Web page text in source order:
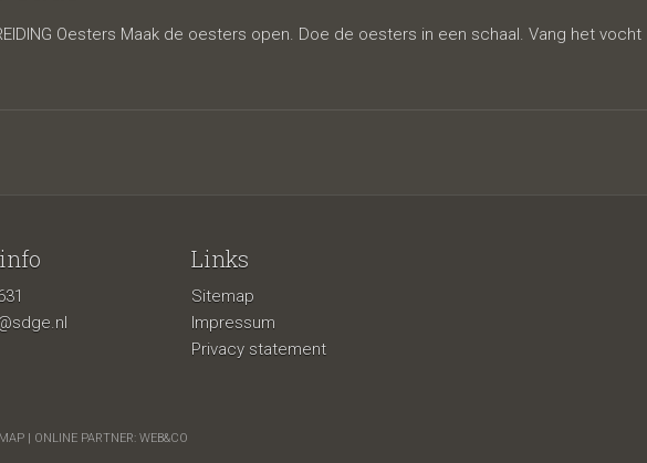
Oesters Maak de oesters open. Doe de oesters in een schaal. Vang het vocht
Links
Sitemap
Impressum
Privacy statement
| ONLINE PARTNER: WEB&CO